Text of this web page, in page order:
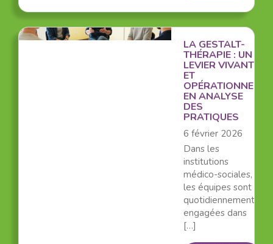
LA GESTALT-
THÉRAPIE : UN
LEVIER VIVANT
ET
OPÉRATIONNEL
EN ANALYSE
DES
PRATIQUES
6 février 2026
Dans les
institutions
médico-sociales,
les équipes sont
quotidiennement
engagées dans
[…]